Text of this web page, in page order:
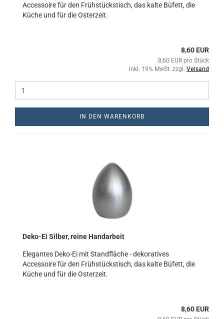
Accessoire für den Frühstückstisch, das kalte Büfett, die
Küche und für die Osterzeit.
8,60 EUR
8,60 EUR pro Stück
inkl. 19% MwSt. zzgl. Versand
IN DEN WARENKORB
Deko-Ei Silber, reine Handarbeit
Elegantes Deko-Ei mit Standfläche - dekoratives
Accessoire für den Frühstückstisch, das kalte Büfett, die
Küche und für die Osterzeit.
8,60 EUR